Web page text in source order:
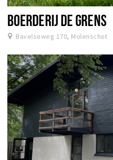
BOERDERIJ DE GRENS
Bavelseweg 170, Molenschot